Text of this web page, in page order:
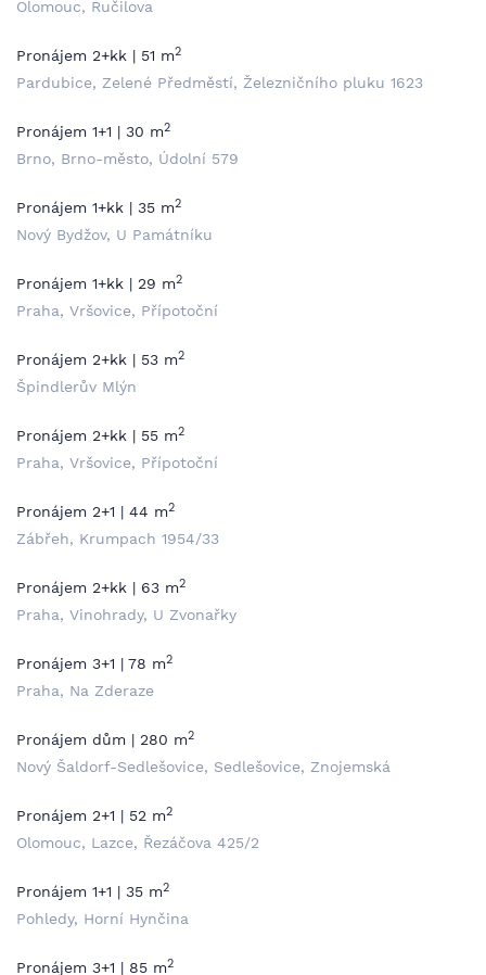
Olomouc, Ručilova
Pronájem 2+kk | 51 m2
Pardubice, Zelené Předměstí, Železničního pluku 1623
Pronájem 1+1 | 30 m2
Brno, Brno-město, Údolní 579
Pronájem 1+kk | 35 m2
Nový Bydžov, U Památníku
Pronájem 1+kk | 29 m2
Praha, Vršovice, Přípotoční
Pronájem 2+kk | 53 m2
Špindlerův Mlýn
Pronájem 2+kk | 55 m2
Praha, Vršovice, Přípotoční
Pronájem 2+1 | 44 m2
Zábřeh, Krumpach 1954/33
Pronájem 2+kk | 63 m2
Praha, Vinohrady, U Zvonařky
Pronájem 3+1 | 78 m2
Praha, Na Zderaze
Pronájem dům | 280 m2
Nový Šaldorf-Sedlešovice, Sedlešovice, Znojemská
Pronájem 2+1 | 52 m2
Olomouc, Lazce, Řezáčova 425/2
Pronájem 1+1 | 35 m2
Pohledy, Horní Hynčina
Pronájem 3+1 | 85 m2